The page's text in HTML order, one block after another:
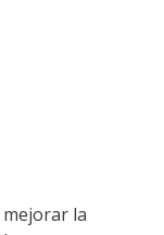
la